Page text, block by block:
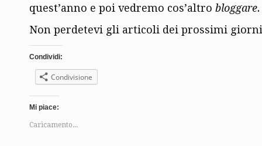
quest’anno e poi vedremo cos’altro bloggare.
Non perdetevi gli articoli dei prossimi
Condividi:
Condivisione
Mi piace:
Caricamento...